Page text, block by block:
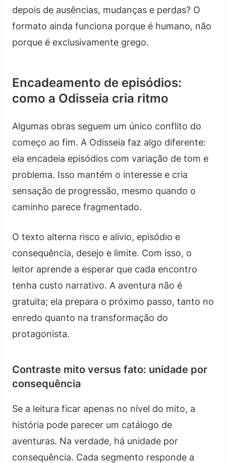
depois de ausências, mudanças e perdas? O
formato ainda funciona porque é humano, não
porque é exclusivamente grego.
Encadeamento de episódios:
como a Odisseia cria ritmo
Algumas obras seguem um único conflito do
começo ao fim. A Odisseia faz algo diferente:
ela encadeia episódios com variação de tom e
problema. Isso mantém o interesse e cria
sensação de progressão, mesmo quando o
caminho parece fragmentado.
O texto alterna risco e alívio, episódio e
consequência, desejo e limite. Com isso, o
leitor aprende a esperar que cada encontro
tenha custo narrativo. A aventura não é
gratuita; ela prepara o próximo passo, tanto no
enredo quanto na transformação do
protagonista.
Contraste mito versus fato: unidade por
consequência
Se a leitura ficar apenas no nível do mito, a
história pode parecer um catálogo de
aventuras. Na verdade, há unidade por
consequência. Cada segmento responde a